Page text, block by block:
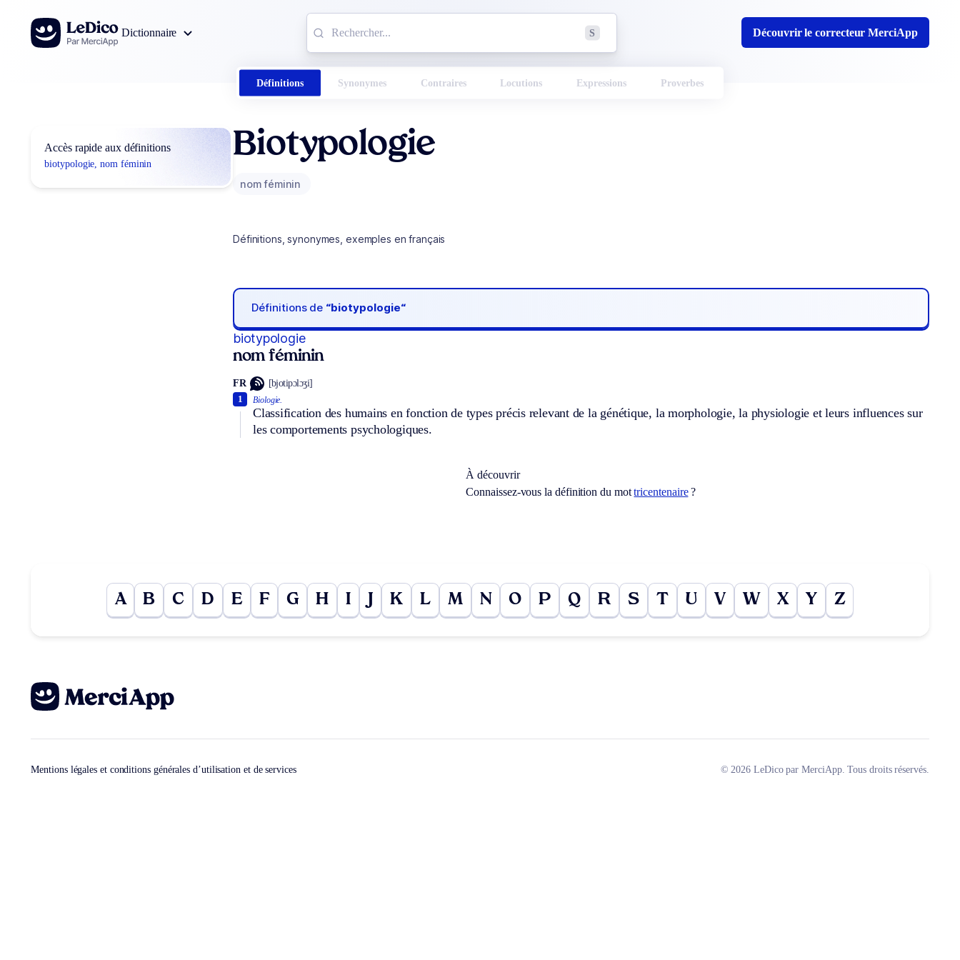
Aller au contenu
Dictionnaire
S Découvrir le correcteur MerciApp
Définitions Synonymes Contraires Locutions Expressions Proverbes
Accès rapide aux définitions
biotypologie, nom féminin
Biotypologie
nom féminin
Définitions, synonymes, exemples en français
Définitions de “biotypologie“
biotypologie
nom féminin
FR [bjotipɔlɔʒi]
Biologie.
Classification des humains en fonction de types précis relevant de la génétique, la morphologie, la physiologie et leurs influences sur
les comportements psychologiques.
1
À découvrir
Connaissez-vous la définition du mottricentenaire?
A B C D E F G H I K L M N O P Q R S T U V W X Y Z
Mentions légales et conditions générales d’utilisation et de services © 2026 LeDico par MerciApp. Tous droits réservés.